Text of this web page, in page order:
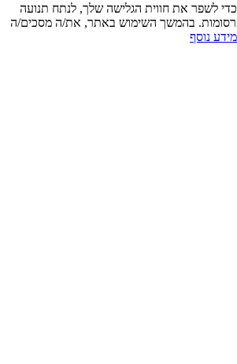
חווית הגלישה שלך, לנתח תנועה
השימוש באתר, את/ה מסכים/ה